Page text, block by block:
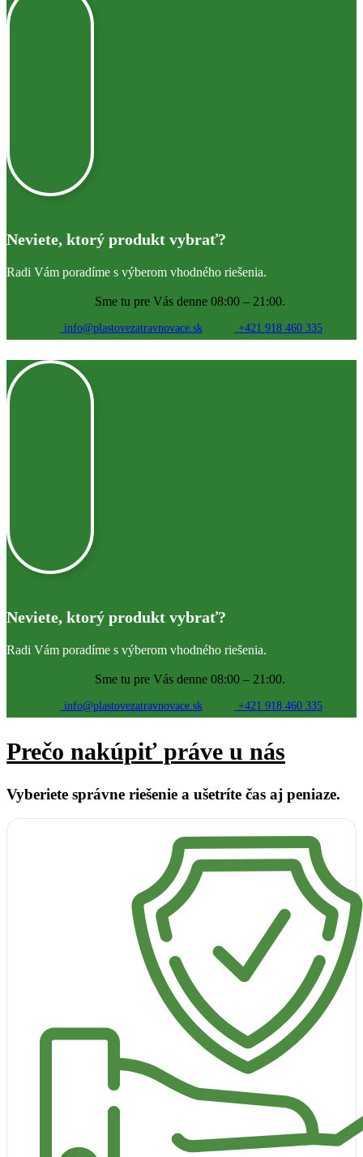
Neviete, ktorý produkt vybrať?
Radi Vám poradíme s výberom vhodného riešenia.
Sme tu pre Vás denne 08:00 – 21:00.
info@plastovezatravnovace.sk +421 918 460 335
Neviete, ktorý produkt vybrať?
Radi Vám poradíme s výberom vhodného riešenia.
Sme tu pre Vás denne 08:00 – 21:00.
info@plastovezatravnovace.sk +421 918 460 335
Prečo nakúpiť práve u nás
Vyberiete správne riešenie a ušetríte čas aj peniaze.